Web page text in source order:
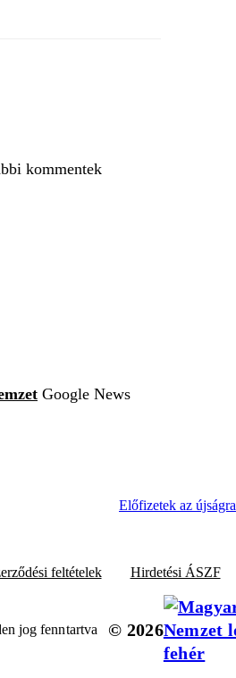
kommentek
Google News
Előfizetek az újságra
feltételek Hirdetési ÁSZF
jog fenntartva © 2026